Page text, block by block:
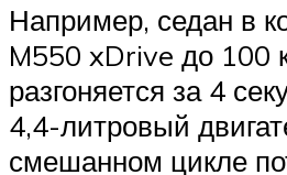
Например, седан в
M550 xDrive до 100
разгоняется за 4
4,4-литровый
смешанном цикле